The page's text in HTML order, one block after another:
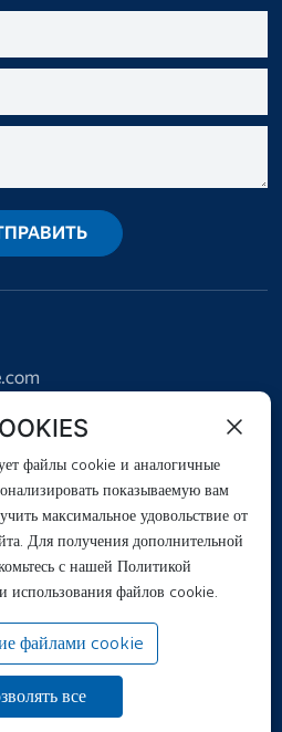
Jing County, Hengshui City,
Co., Ltd.
конфиденциальности
файлы cookie и аналогичные
показываемую вам
максимальное удовольствие от
Для получения дополнительной
с нашей Политикой
использования файлов cookie.
файлами cookie
все